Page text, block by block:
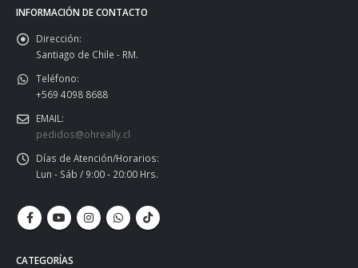
INFORMACIÓN DE CONTACTO
Dirección:
Santiago de Chile - RM.
Teléfono:
+569 4098 8688
EMAIL:
pedidos@ohreally.cl
Días de Atención/Horarios:
Lun - Sáb / 9:00 - 20:00 Hrs.
CATEGORÍAS